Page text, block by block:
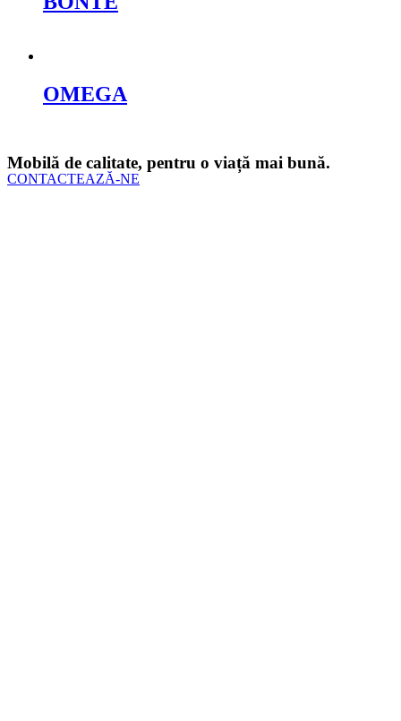
OMEGA
Mobilă de calitate, pentru o viață mai bună.
CONTACTEAZĂ-NE